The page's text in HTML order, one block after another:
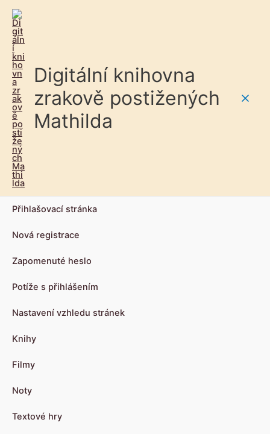
Digitální knihovna
zrakově postižených
Mathilda
Přihlašovací stránka
Nová registrace
Zapomenuté heslo
Potíže s přihlášením
Nastavení vzhledu stránek
Knihy
Filmy
Noty
Textové hry